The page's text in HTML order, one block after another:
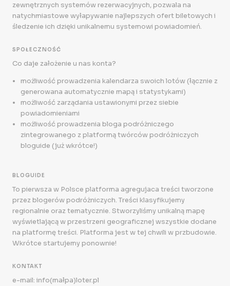
zewnętrznych systemów rezerwacyjnych, pozwala na
natychmiastowe wyłapywanie najlepszych ofert biletowych i
śledzenie ich dzięki unikalnemu systemowi powiadomień.
SPOŁECZNOŚĆ
Co daje założenie u nas konta?
możliwość prowadzenia kalendarza swoich lotów (łącznie z
generowana automatycznie mapą i statystykami)
możliwość zarządania ustawionymi przez siebie
powiadomieniami
możliwość prowadzenia bloga podróżniczego
zintegrowanego z platformą twórców podróżniczych
bloguide (już wkrótce!)
BLOGUIDE
To pierwsza w Polsce platforma agregujaca treści tworzone
przez blogerów podróżniczych. Treści klasyfikujemy
regionalnie oraz tematycznie. Stworzyliśmy unikalną mapę
wyświetlającą w przestrzeni geograficznej wszystkie dodane
na platformę treści. Platforma jest w tej chwili w przbudowie.
Wkrótce startujemy ponownie!
KONTAKT
e-mail: info(małpa)loter.pl